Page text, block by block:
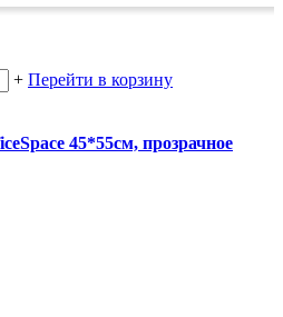
+ Перейти в корзину
45*55см, прозрачное